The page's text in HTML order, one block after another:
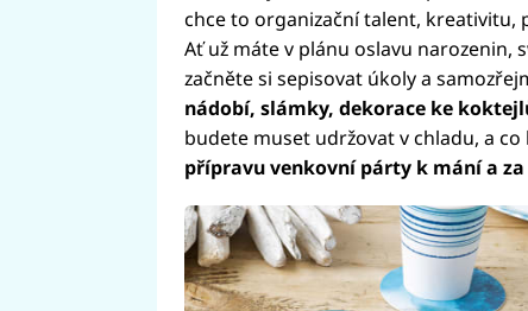
chce to organizační talent, kreativitu,
Ať už máte v plánu oslavu narozenin,
začněte si sepisovat úkoly a
nádobí, slámky, dekorace ke
budete muset udržovat v chladu, a
přípravu venkovní párty k mání a